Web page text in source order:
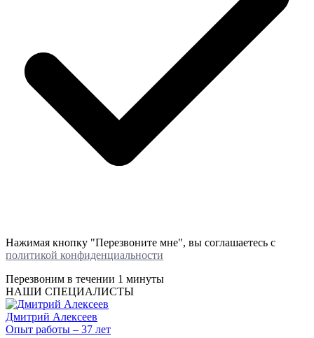
Нажимая кнопку "Перезвоните мне", вы соглашаетесь с
политикой конфиденциальности
Перезвоним в течении 1 минуты
НАШИ СПЕЦИАЛИСТЫ
Дмитрий Алексеев
Опыт работы – 37 лет